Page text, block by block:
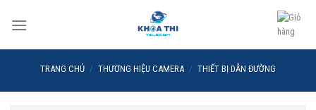
TRANG CHỦ / THƯƠNG HIỆU CAMERA / THIẾT BỊ DẪN ĐƯỜNG